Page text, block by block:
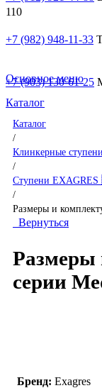
+7 (982) 948-11-33
+7 (903) 130-61-25
Основное меню
Каталог
Каталог
/
Клинкерные ступени
/
Ступени
/
Размеры и
Вернуться
Размеры
серии
Бренд: Exagres